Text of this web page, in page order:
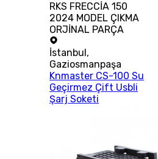
RKS FRECCİA 150
2024 MODEL ÇIKMA
ORJİNAL PARÇA
İstanbul ,
Gaziosmanpaşa
Knmaster CS-100 Su
Geçirmez Çift Usbli
Şarj Soketi